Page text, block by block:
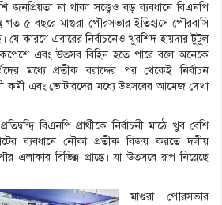
না থাকা সত্ত্বেও বড় ব্যবধানে বিএনপি
গত ৫ বছরে মাগুরা পৌরসভার ইতিহাসে পৌরবাসি
যে কারণে এবারের নির্বাচনেও খুরশিদ হায়দার টুটুল
এবং উত্সব বিহিন হতে পারে বলে অনেকে
মধ্যে প্রতীক বরাদ্দের পর থেকেই নির্বাচন
কর্মী এবং ভোটারদের মধ্যে উৎসবের আমেজ দেখা
বিএনপি প্রার্থীকে নির্বাচনী মাঠে খুব বেশি
ব্যবধানে নৌকা প্রতীক বিজয় করতে দলীয়
এলাকার বিভিন্ন প্রান্তে। যা উত্সবে রূপ নিয়েছে
মাগুরা পৌরসভার